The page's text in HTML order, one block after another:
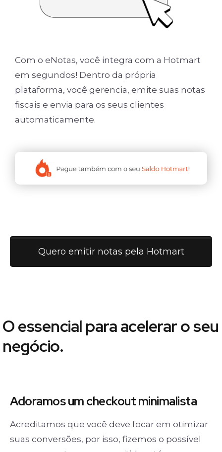
Com o eNotas, você integra com a Hotmart
em segundos! Dentro da própria
plataforma, você gerencia, emite suas notas
fiscais e envia para os seus clientes
automaticamente.
Quero emitir notas pela Hotmart
O essencial para acelerar o seu
negócio.
Adoramos umcheckout minimalista
Acreditamos que você deve focar em otimizar
suas conversões, por isso, fizemos o possível